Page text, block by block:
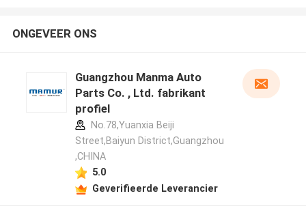
ONGEVEER ONS
Guangzhou Manma Auto
Parts Co. , Ltd. fabrikant
profiel
No.78,Yuanxia Beiji
Street,Baiyun District,Guangzhou
,CHINA
5.0
Geverifieerde Leverancier